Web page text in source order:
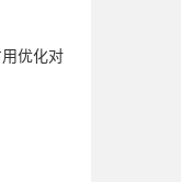
优化对